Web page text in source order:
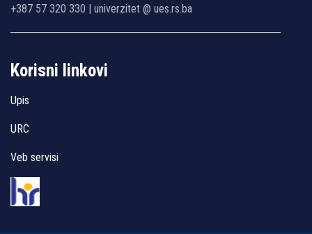
+387 57 320 330 | univerzitet @ ues.rs.ba
Korisni linkovi
Upis
URC
Veb servisi